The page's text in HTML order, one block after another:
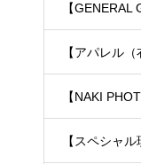
【GENERAL
【アパレル（
【NAKI
【スペシャル